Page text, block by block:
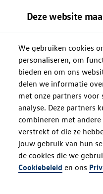
Deze website
We gebruiken cookies
personaliseren, om
bieden en om ons
delen we informatie
met onze partners voor
analyse. Deze partners
combineren met
verstrekt of die ze
jouw gebruik van hun
de cookies die we
Cookiebeleid en ons